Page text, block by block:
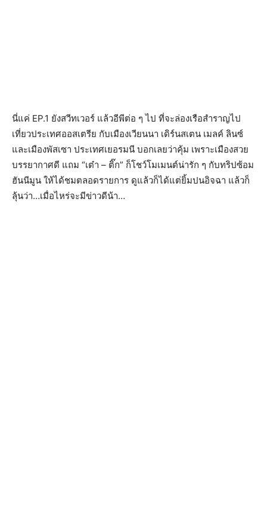
นี่แค่ EP.1 ยังสวีทเวอร์ แล้วอีพีต่อ ๆ ไป ที่จะล่องเรือสำราญไป
เที่ยวประเทศออสเตรีย กับเมืองเวียนนา เดิร์นสเตน เมลค์ ลินซ์
และเมืองพัสเซา ประเทศเยอรมนี บอกเลยว่าคุ้ม เพราะเมืองสวย
บรรยากาศดี แถม “เต๋า – ติ๊ก” ก็โชว์โมเมนต์น่ารัก ๆ กับทริปซ้อม
ฮันนีมูน ให้ได้ชมตลอดรายการ ดูแล้วก็ได้แต่ยิ้มปนอิจฉา แล้วก็
ลุ้นว่า…เมื่อไหร่จะมีข่าวดีน้า…